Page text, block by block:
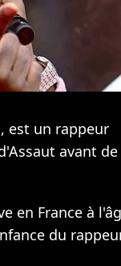
est un rappeur
avant de
en France à
du